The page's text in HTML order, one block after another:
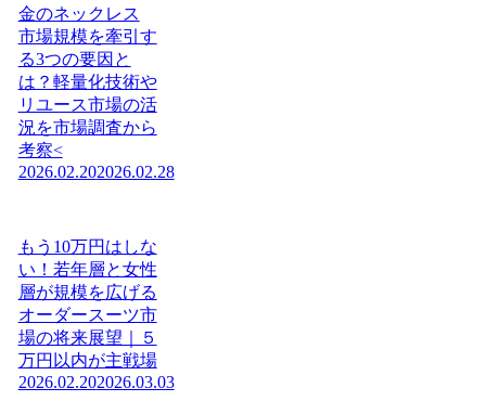
金のネックレス
市場規模を牽引す
る3つの要因と
は？軽量化技術や
リユース市場の活
況を市場調査から
考察<
2026.02.202026.02.28
もう10万円はしな
い！若年層と女性
層が規模を広げる
オーダースーツ市
場の将来展望｜５
万円以内が主戦場
2026.02.202026.03.03